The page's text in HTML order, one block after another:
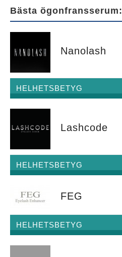
fungerar,
hur
neulash
neulash
neulash
var
köper,
Bästa ögonfransserum:
Nanolash
HELHETSBETYG
Lashcode
HELHETSBETYG
FEG
HELHETSBETYG